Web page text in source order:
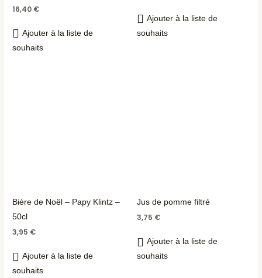
16,40 €
Ajouter à la liste de
souhaits
Ajouter à la liste de
souhaits
Bière de Noël – Papy Klintz –
50cl
3,95 €
Ajouter à la liste de
souhaits
Jus de pomme filtré
3,75 €
Ajouter à la liste de
souhaits